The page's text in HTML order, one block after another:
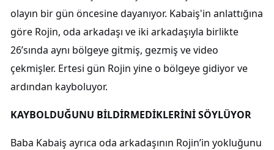
olayın bir gün öncesine dayanıyor. Kabaiş'in anlattığına
göre Rojin, oda arkadaşı ve iki arkadaşıyla birlikte
26’sında aynı bölgeye gitmiş, gezmiş ve video
çekmişler. Ertesi gün Rojin yine o bölgeye gidiyor ve
ardından kayboluyor.
KAYBOLDUĞUNU BİLDİRMEDİKLERİNİ SÖYLÜYOR
Baba Kabaiş ayrıca oda arkadaşının Rojin’in yokluğunu